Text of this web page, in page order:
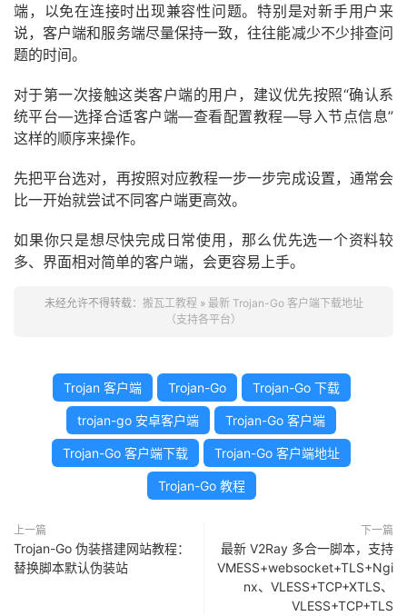
端，以免在连接时出现兼容性问题。特别是对新手用户来
说，客户端和服务端尽量保持一致，往往能减少不少排查问
题的时间。
对于第一次接触这类客户端的用户，建议优先按照“确认系
统平台—选择合适客户端—查看配置教程—导入节点信息”
这样的顺序来操作。
先把平台选对，再按照对应教程一步一步完成设置，通常会
比一开始就尝试不同客户端更高效。
如果你只是想尽快完成日常使用，那么优先选一个资料较
多、界面相对简单的客户端，会更容易上手。
未经允许不得转载： 搬瓦工教程 » 最新 Trojan-Go 客户端下载地址
（支持各平台）
Trojan 客户端 Trojan-Go Trojan-Go 下载
trojan-go 安卓客户端 Trojan-Go 客户端
Trojan-Go 客户端下载 Trojan-Go 客户端地址
Trojan-Go 教程
上一篇
Trojan-Go 伪装搭建网站教程：
替换脚本默认伪装站
下一篇
最新 V2Ray 多合一脚本，支持
VMESS+websocket+TLS+Ngi
nx、VLESS+TCP+XTLS、
VLESS+TCP+TLS